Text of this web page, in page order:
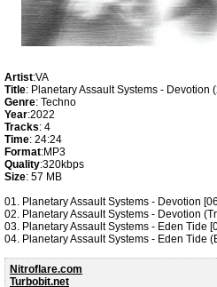
Artist:VA
Title: Planetary Assault Systems - Devotion
Genre: Techno
Year:2022
Tracks: 4
Time: 24:24
Format:MP3
Quality:320kbps
Size: 57 MB
01. Planetary Assault Systems - Devotion
02. Planetary Assault Systems - Devotion
03. Planetary Assault Systems - Eden Tide
04. Planetary Assault Systems - Eden Tide
Nitroflare.com
Turbobit.net